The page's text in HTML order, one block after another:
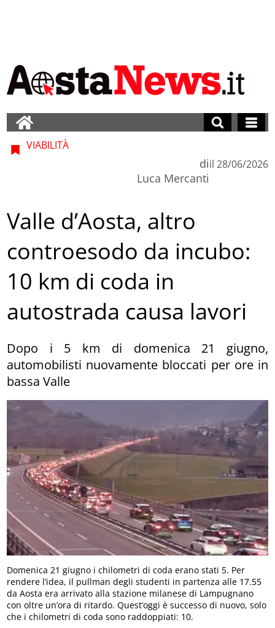
VIABILITÀ
di
Luca Mercanti
il 28/06/2026
Valle d’Aosta, altro
controesodo da incubo:
10 km di coda in
autostrada causa lavori
Dopo i 5 km di domenica 21 giugno,
automobilisti nuovamente bloccati per ore in
bassa Valle
Domenica 21 giugno i chilometri di coda erano stati 5. Per
rendere l’idea, il pullman degli studenti in partenza alle 17.55
da Aosta era arrivato alla stazione milanese di Lampugnano
con oltre un’ora di ritardo. Quest’oggi è successo di nuovo, solo
che i chilometri di coda sono raddoppiati: 10.